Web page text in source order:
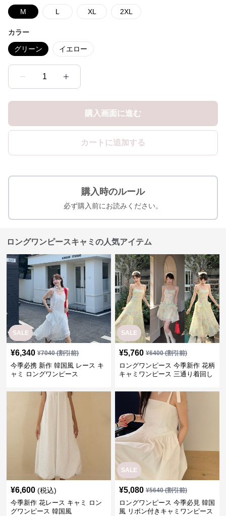
M L XL 2XL
カラー
グリーン イエロー
1
購入画面に進む
カートに追加する
購入時のルール
必ず購入前にお読みください。
ロングワンピースキャミの人気アイテム
SALE
¥6,340 ¥7040(割引前)
今季必携 新作 韓国風 レース キ
ャミ ロングワンピース
SALE
¥5,760 ¥6400(割引前)
ロングワンピース 今季新作 花柄
キャミワンピース 三通り着回し
¥6,600 (税込)
今季新作 花レース キャミ ロン
グワンピース 韓国風
SALE
¥5,080 ¥5640(割引前)
ロングワンピース 今季必見 韓国
風 リボン付きキャミワンピース